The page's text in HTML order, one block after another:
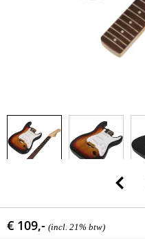
€ 109,- (incl. 21% btw)